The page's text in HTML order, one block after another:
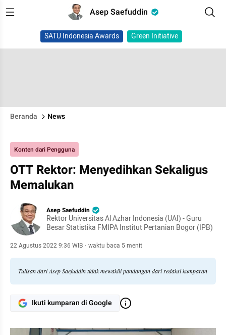
Asep Saefuddin
SATU Indonesia Awards Green Initiative
Beranda News
Konten dari Pengguna
OTT Rektor: Menyedihkan Sekaligus
Memalukan
Asep Saefuddin
Rektor Universitas Al Azhar Indonesia (UAI) - Guru
Besar Statistika FMIPA Institut Pertanian Bogor (IPB)
22 Agustus 2022 9:36 WIB · waktu baca 5 menit
Tulisan dari Asep Saefuddin tidak mewakili pandangan dari redaksi kumparan
Ikuti kumparan di Google